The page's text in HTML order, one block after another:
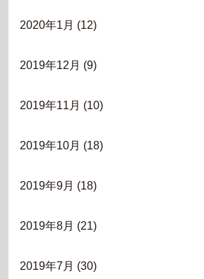
2020年1月 (12)
2019年12月 (9)
2019年11月 (10)
2019年10月 (18)
2019年9月 (18)
2019年8月 (21)
2019年7月 (30)